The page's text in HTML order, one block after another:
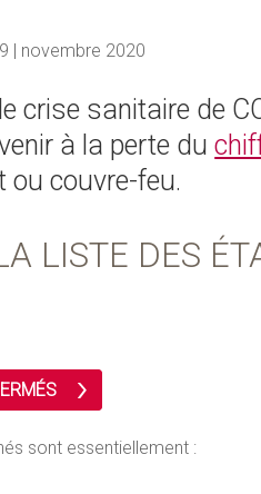
| novembre 2020
crise sanitaire de
à la perte du
couvre-feu.
LISTE DES
sont essentiellement :